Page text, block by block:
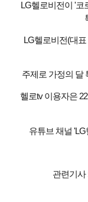
LG헬로비전이 '코
LG헬로비전(대
주제로 가정의 달
헬로tv 이용자은
유튜브 채널
관련기사